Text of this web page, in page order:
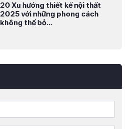
20 Xu hướng thiết kế nội thất
2025 với những phong cách
không thể bỏ...